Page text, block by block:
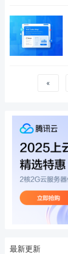
«
最新更新